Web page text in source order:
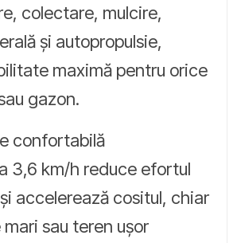
colectare, mulcire,
și autopropulsie,
maximă pentru orice
gazon.
confortabilă
3,6 km/h reduce efortul
accelerează cositul, chiar
sau teren ușor